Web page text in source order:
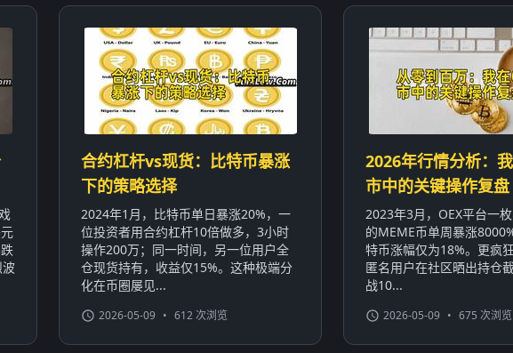
合约杠杆vs现货：比特币暴涨
下的策略选择
2024年1月，比特币单日暴涨20%，一
位投资者用合约杠杆10倍做多，3小时
操作200万；同一时间，另一位用户全
仓现货持有，收益仅15%。这种极端分
化在币圈屡见...
2026-05-09 • 612 次浏览
2026年行情分析：
市中的关键操作复盘
2023年3月，OEX平台一枚
的MEME币单周暴涨
特币涨幅仅为18%。更疯
匿名用户在社区晒出持仓
战10...
2026-05-09 • 675 次浏览